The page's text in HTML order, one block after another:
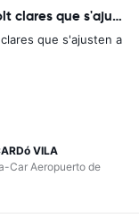
Explicacions molt clares que s'ajusten
que s'ajusten a
VILA
Car Aeropuerto de